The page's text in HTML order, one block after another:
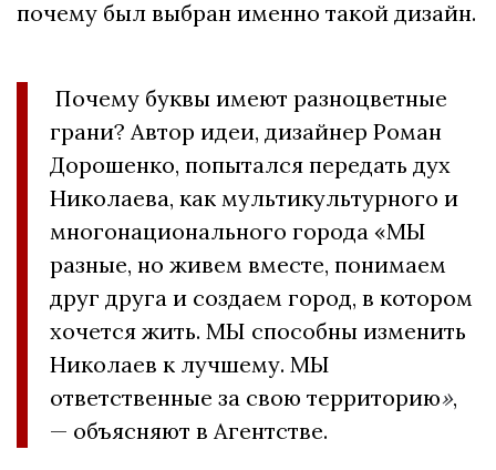
почему был выбран именно такой дизайн.
Почему буквы имеют разноцветные
грани? Автор идеи, дизайнер Роман
Дорошенко, попытался передать дух
Николаева, как мультикультурного и
многонационального города «МЫ
разные, но живем вместе, понимаем
друг друга и создаем город, в котором
хочется жить. МЫ способны изменить
Николаев к лучшему. МЫ
ответственные за свою территорию»,
— объясняют в Агентстве.